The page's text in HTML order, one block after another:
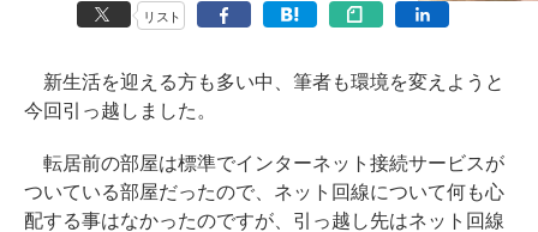
リスト
新生活を迎える方も多い中、筆者も環境を変えようと
今回引っ越しました。
転居前の部屋は標準でインターネット接続サービスが
ついている部屋だったので、ネット回線について何も心
配する事はなかったのですが、引っ越し先はネット回線